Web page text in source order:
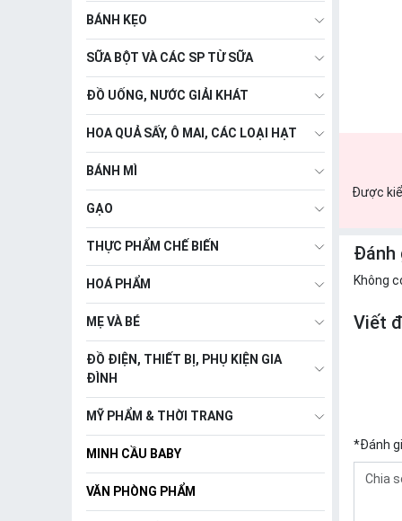
BÁNH KẸO
SỮA BỘT VÀ CÁC SP TỪ SỮA
ĐỒ UỐNG, NƯỚC GIẢI KHÁT
HOA QUẢ SẤY, Ô MAI, CÁC LOẠI HẠT
BÁNH MÌ
GẠO
THỰC PHẨM CHẾ BIẾN
HOÁ PHẨM
MẸ VÀ BÉ
ĐỒ ĐIỆN, THIẾT BỊ, PHỤ KIỆN GIA
ĐÌNH
MỸ PHẨM & THỜI TRANG
MINH CẦU BABY
VĂN PHÒNG PHẨM
Được
Đánh
Không
Viết
*Đánh